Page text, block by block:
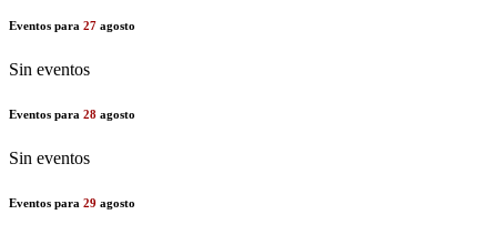
Eventos para 27 agosto
Sin eventos
Eventos para 28 agosto
Sin eventos
Eventos para 29 agosto